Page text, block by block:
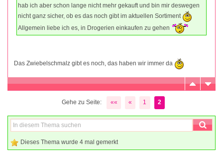
hab ich aber schon lange nicht mehr gekauft und bin mir deswegen
nicht ganz sicher, ob es das noch gibt im aktuellen Sortiment
Allgemein liebe ich es, in Drogerien einkaufen zu gehen
Das Zwiebelschmalz gibt es noch, das haben wir immer da
Gehe zu Seite: «« « 1 2
Dieses Thema wurde 4 mal gemerkt